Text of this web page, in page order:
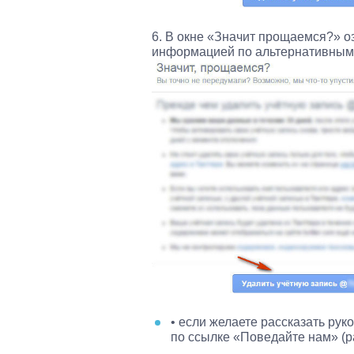
6. В окне «Значит прощаемся?»
информацией по
• если желаете рассказать
по ссылке «Поведайте нам»